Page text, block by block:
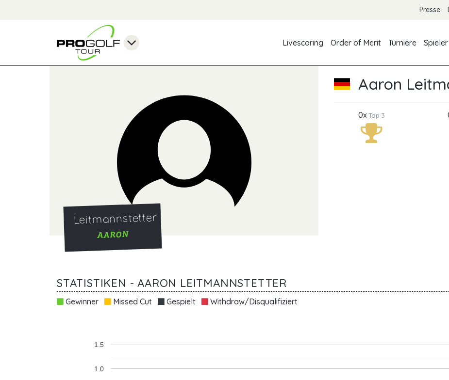
Presse
Livescoring
Order of Merit Turniere Spieler
Leitmannstetter
AARON
Aaron
0xTop 3
STATISTIKEN - AARON LEITMANNSTETTER
Gewinner Missed Cut Gespielt Withdraw/Disqualifiziert
1.0
1.5